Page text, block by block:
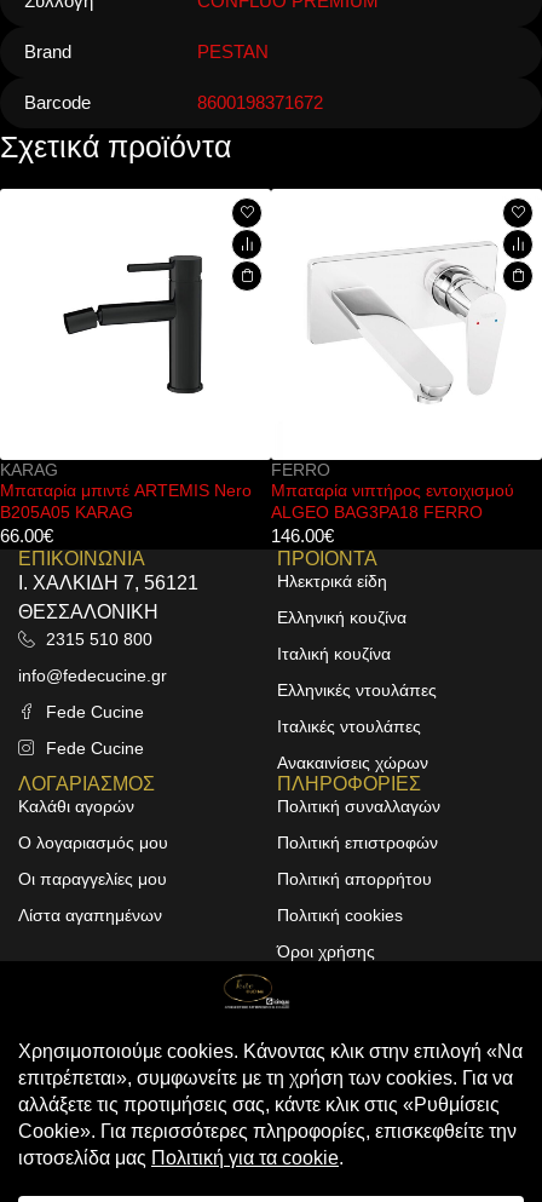
Brand PESTAN
Barcode 8600198371672
Σχετικά προϊόντα
FERRO
Μπαταρία νιπτήρος εντοιχισμού
ALGEO BAG3PA18 FERRO
KARAG
Μπαταρία νιπτήρος
ARTEMIS Nero 911-P
127.00
ΕΠΙΚΟΙΝΩΝΙΑ
Ι. ΧΑΛΚΙΔΗ 7, 56121
ΘΕΣΣΑΛΟΝΙΚΗ
2315 510 800
info@fedecucine.gr
Fede Cucine
Fede Cucine
ΠΡΟΙΟΝΤΑ
Ηλεκτρικά είδη
Ελληνική κουζίνα
Ιταλική κουζίνα
Ελληνικές ντουλάπες
Ιταλικές ντουλάπες
Ανακαινίσεις χώρων
ΛΟΓΑΡΙΑΣΜΟΣ
Καλάθι αγορών
Ο λογαριασμός μου
Οι παραγγελίες μου
Λίστα αγαπημένων
ΠΛΗΡΟΦΟΡΙΕΣ
Πολιτική συναλλαγών
Πολιτική επιστροφών
Πολιτική απορρήτου
Πολιτική cookies
Όροι χρήσης
© 2025 FEDE CUCINE
. All Rights
Reserved
Design & Development by
ALPHA DESIGNERS
Compare (0)